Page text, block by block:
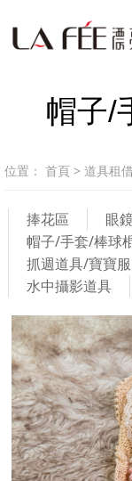
帽子/
位置： 首頁 > 道具租
捧花區 眼
帽子/手套/棒球
抓週道具/寶寶服
水中攝影道具